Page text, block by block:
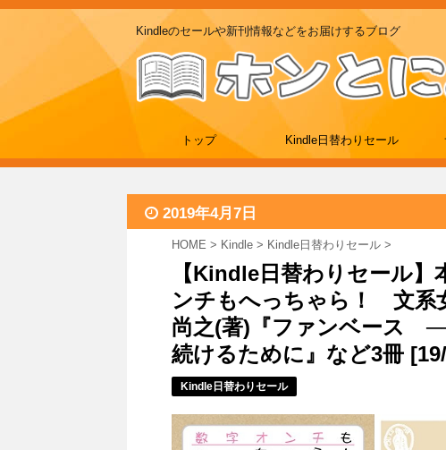
Kindleのセールや新刊情報などをお届けするブログ
トップ Kindle日替わりセール
2019年4月7日
HOME > Kindle > Kindle日替わりセール >
【Kindle日替わりセール】
ンチもへっちゃら！ 文系
尚之(著)『ファンベース
続けるために』など3冊
Kindle日替わりセール